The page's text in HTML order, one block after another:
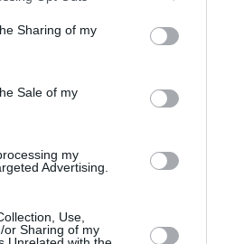
Sharing of my
Sale of my
my
Advertising.
Use,
or Sharing of my
UN DON
aux lecteurs !
participez
à son